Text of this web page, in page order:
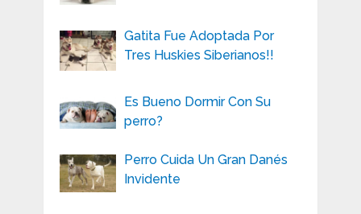
Gatita Fue Adoptada Por
Tres Huskies Siberianos!!
Es Bueno Dormir Con Su
perro?
Perro Cuida Un Gran Danés
Invidente